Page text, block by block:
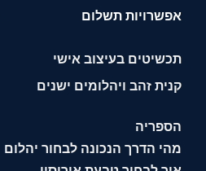
אפשרויות תשלום
תכשיטים בעיצוב אישי
קנית זהב ויהלומים ישנים
הספריה
מהי הדרך הנכונה לבחור יהלום